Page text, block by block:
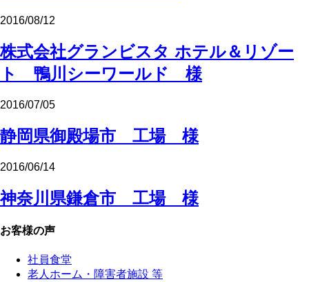
2016/08/12
株式会社グランビスタ ホテル＆リゾー
ト 鴨川シーワールド 様
2016/07/05
静岡県御殿場市 工場 様
2016/06/14
神奈川県鎌倉市 工場 様
お客様の声
社員食堂
老人ホーム・障害者施設 等